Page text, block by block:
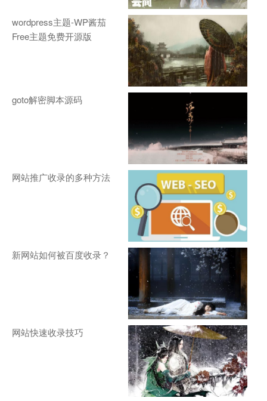
wordpress主题-WP酱茄
Free主题免费开源版
goto解密脚本源码
网站推广收录的多种方法
新网站如何被百度收录？
网站快速收录技巧